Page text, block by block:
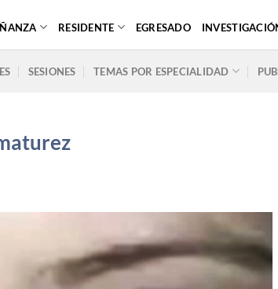
RESIDENTE EGRESADO
SESIONES TEMAS POR ESPECIALIDAD